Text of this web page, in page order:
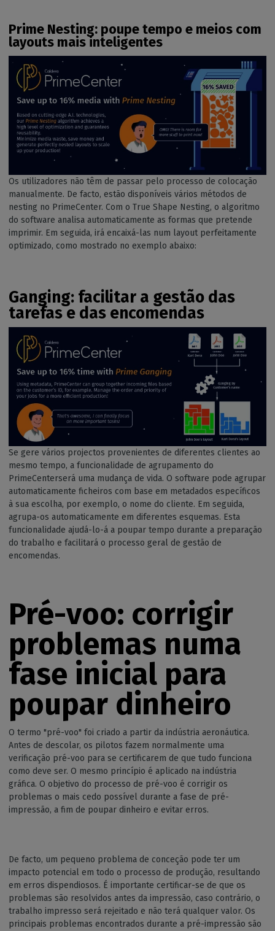
Prime Nesting: poupe tempo e meios com
layouts mais inteligentes
Os utilizadores não têm de passar pelo processo de colocação
manualmente. De facto, estão disponíveis vários métodos de
nesting no PrimeCenter. Com o True Shape Nesting, o algoritmo
do software analisa automaticamente as formas que pretende
imprimir. Em seguida, irá encaixá-las num layout perfeitamente
optimizado, como mostrado no exemplo abaixo:
Ganging: facilitar a gestão das
tarefas e das encomendas
Se gere vários projectos provenientes de diferentes clientes ao
mesmo tempo, a funcionalidade de agrupamento do
PrimeCenterserá uma mudança de vida. O software pode agrupar
automaticamente ficheiros com base em metadados específicos
à sua escolha, por exemplo, o nome do cliente. Em seguida,
agrupa-os automaticamente em diferentes esquemas. Esta
funcionalidade ajudá-lo-á a poupar tempo durante a preparação
do trabalho e facilitará o processo geral de gestão de
encomendas.
Pré-voo: corrigir
problemas numa
fase inicial para
poupar dinheiro
O termo "pré-voo" foi criado a partir da indústria aeronáutica.
Antes de descolar, os pilotos fazem normalmente uma
verificação pré-voo para se certificarem de que tudo funciona
como deve ser. O mesmo princípio é aplicado na indústria
gráfica. O objetivo do processo de pré-voo é corrigir os
problemas o mais cedo possível durante a fase de pré-
impressão, a fim de poupar dinheiro e evitar erros.
De facto, um pequeno problema de conceção pode ter um
impacto potencial em todo o processo de produção, resultando
em erros dispendiosos. É importante certificar-se de que os
problemas são resolvidos antes da impressão, caso contrário, o
trabalho impresso será rejeitado e não terá qualquer valor. Os
principais problemas encontrados durante a pré-impressão são